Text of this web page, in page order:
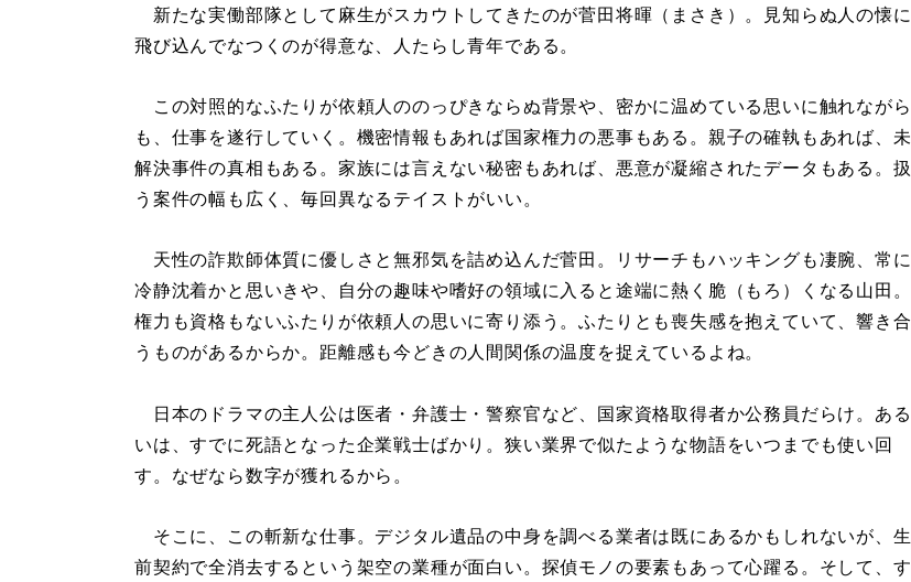
新たな実働部隊として麻生がスカウトしてきたのが菅田将暉（まさき）。見知らぬ人の懐に
飛び込んでなつくのが得意な、人たらし青年である。
この対照的なふたりが依頼人ののっぴきならぬ背景や、密かに温めている思いに触れながら
も、仕事を遂行していく。機密情報もあれば国家権力の悪事もある。親子の確執もあれば、未
解決事件の真相もある。家族には言えない秘密もあれば、悪意が凝縮されたデータもある。扱
う案件の幅も広く、毎回異なるテイストがいい。
天性の詐欺師体質に優しさと無邪気を詰め込んだ菅田。リサーチもハッキングも凄腕、常に
冷静沈着かと思いきや、自分の趣味や嗜好の領域に入ると途端に熱く脆（もろ）くなる山田。
権力も資格もないふたりが依頼人の思いに寄り添う。ふたりとも喪失感を抱えていて、響き合
うものがあるからか。距離感も今どきの人間関係の温度を捉えているよね。
日本のドラマの主人公は医者・弁護士・警察官など、国家資格取得者か公務員だらけ。ある
いは、すでに死語となった企業戦士ばかり。狭い業界で似たような物語をいつまでも使い回
す。なぜなら数字が獲れるから。
そこに、この斬新な仕事。デジタル遺品の中身を調べる業者は既にあるかもしれないが、生
前契約で全消去するという架空の業種が面白い。探偵モノの要素もあって心躍る。そして、す